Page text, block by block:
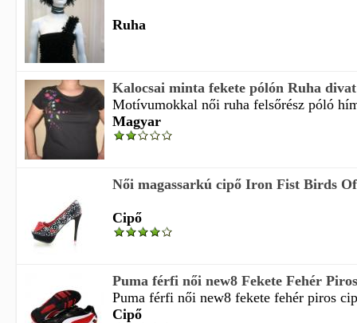
Ruha
Kalocsai minta fekete pólón Ruha
Motívumokkal női ruha felsőrész póló
Magyar
Női magassarkú cipő Iron Fist Birds
Cipő
Puma férfi női new8 Fekete Fehér
Puma férfi női new8 fekete fehér piros
Cipő